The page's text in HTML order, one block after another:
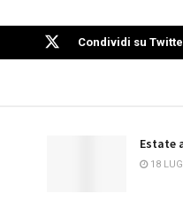
Condividi su
Estate
18